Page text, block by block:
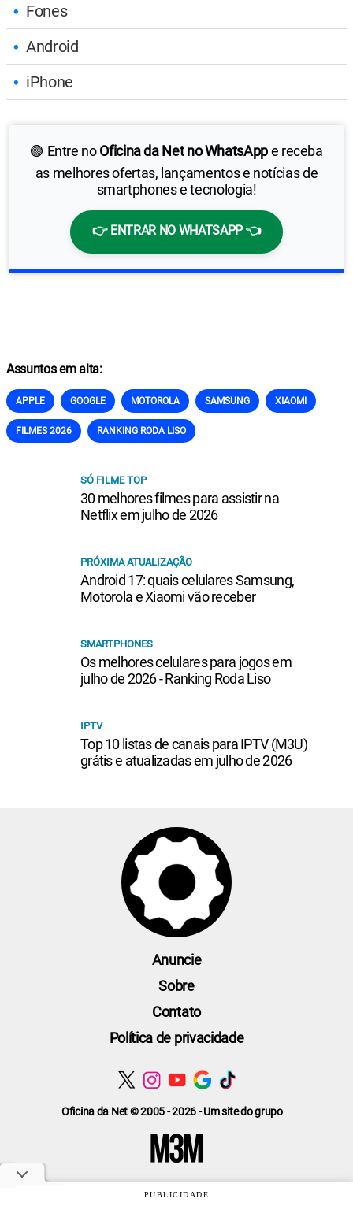
Fones
Android
iPhone
🟢 Entre noOficina da Net no WhatsAppe receba
as melhores ofertas, lançamentos e notícias de
smartphones e tecnologia!
👉 ENTRAR NO WHATSAPP 👈
Assuntos em alta:
APPLE GOOGLE MOTOROLA SAMSUNG XIAOMI
FILMES 2026 RANKING RODA LISO
SÓ FILME TOP
30 melhores filmes para assistir na
Netflix em julho de 2026
PRÓXIMA ATUALIZAÇÃO
Android 17: quais celulares Samsung,
Motorola e Xiaomi vão receber
SMARTPHONES
Os melhores celulares para jogos em
julho de 2026 - Ranking Roda Liso
IPTV
Top 10 listas de canais para IPTV (M3U)
grátis e atualizadas em julho de 2026
Oficina da Net © 2005 - 2026 - Um site do grupo
Anuncie
Sobre
Contato
Política de privacidade
PUBLICIDADE